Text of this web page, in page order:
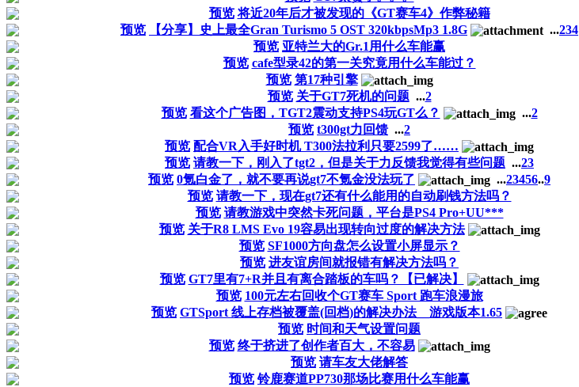
预览 将近20年后才被发现的《GT赛车4》作弊秘籍
预览
【分享】史上最全Gran Turismo 5 OST 320kbpsMp3 1.8G ...234
预览 亚特兰大的Gr.1用什么车能赢
预览 cafe型录42的第一关究竟用什么车能过？
预览 第17种引擎
预览 关于GT7死机的问题 ...2
预览 看这个广告图，TGT2震动支持PS4玩GT么？ ...2
预览 t300gt力回馈 ...2
预览 配合VR入手好时机 T300法拉利只要2599了……
预览 请教一下，刚入了tgt2，但是关于力反馈我觉得有些问题 ...23
预览 0氪白金了，就不要再说gt7不氪金没法玩了 ...23456..9
预览 请教一下，现在gt7还有什么能用的自动刷钱方法吗？
预览 请教游戏中突然卡死问题，平台是PS4 Pro+UU***
预览 关于R8 LMS Evo 19容易出现转向过度的解决方法
预览 SF1000方向盘怎么设置小屏显示？
预览 进友谊房间就报错有解决方法吗？
预览 GT7里有7+R并且有离合踏板的车吗？【已解决】
预览 100元左右回收个GT赛车 Sport 跑车浪漫旅
预览 GTSport 线上存档被覆盖(回档)的解决办法__游戏版本1.65
预览 时间和天气设置问题
预览 终于挤进了创作者百大，不容易
预览 请车友大佬解答
预览 铃鹿赛道PP730那场比赛用什么车能赢